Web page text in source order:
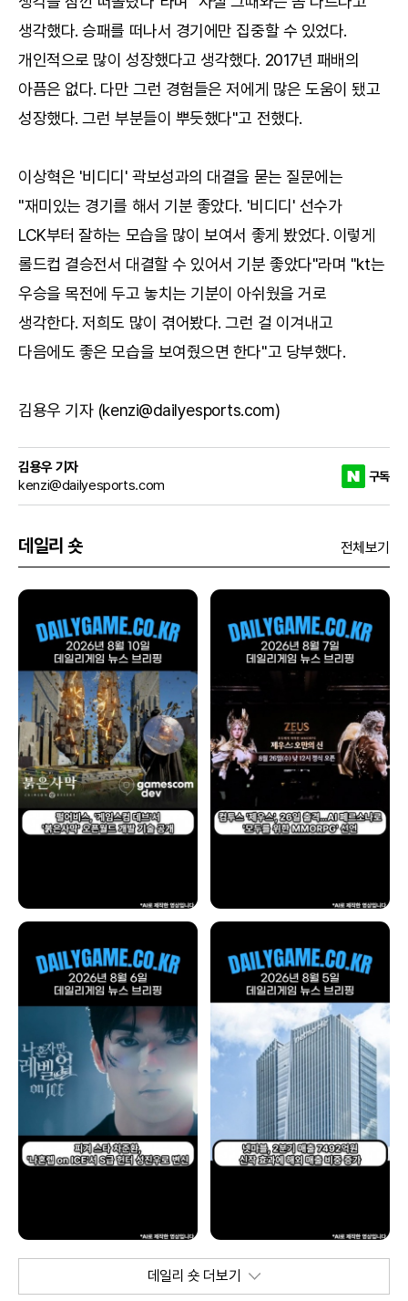
생각했다. 승패를 떠나서 경기에만 집중할 수 있었다.
개인적으로 많이 성장했다고 생각했다. 2017년 패배의
아픔은 없다. 다만 그런 경험들은 저에게 많은 도움이 됐고
성장했다. 그런 부분들이 뿌듯했다"고 전했다.
이상혁은 '비디디' 곽보성과의 대결을 묻는 질문에는
"재미있는 경기를 해서 기분 좋았다. '비디디' 선수가
LCK부터 잘하는 모습을 많이 보여서 좋게 봤었다. 이렇게
롤드컵 결승전서 대결할 수 있어서 기분 좋았다"라며 "kt는
우승을 목전에 두고 놓치는 기분이 아쉬웠을 거로
생각한다. 저희도 많이 겪어봤다. 그런 걸 이겨내고
다음에도 좋은 모습을 보여줬으면 한다"고 당부했다.
김용우 기자 (kenzi@dailyesports.com)
김용우 기자
kenzi@dailyesports.com
구독
데일리 숏 전체보기
데일리 숏 더보기